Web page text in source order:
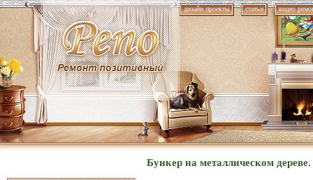
дизайн проекты статьи видео
Бункер на металлическом